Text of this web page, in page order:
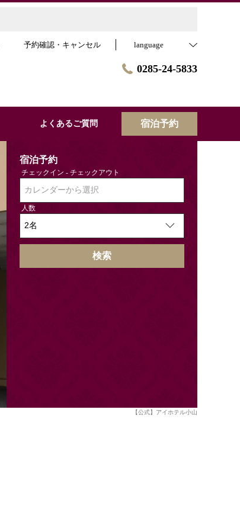
予約確認・キャンセル language
0285-24-5833
よくあるご質問 宿泊予約
宿泊予約
チェックイン - チェックアウト
カレンダーから選択
人数
検索
【公式】アイホテル小山